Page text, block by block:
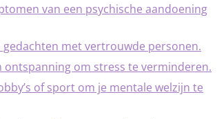
van een psychische aandoening
met vertrouwde personen.
om stress te verminderen.
of sport om je mentale welzijn te